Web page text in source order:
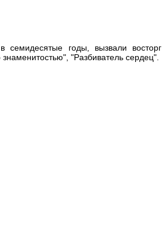
годы, вызвали восторг
"Разбиватель сердец".